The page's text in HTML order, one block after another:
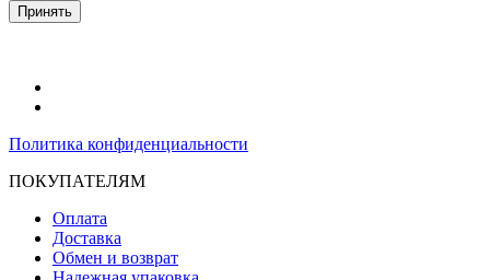
Принять
Политика конфиденциальности
ПОКУПАТЕЛЯМ
Оплата
Доставка
Обмен и возврат